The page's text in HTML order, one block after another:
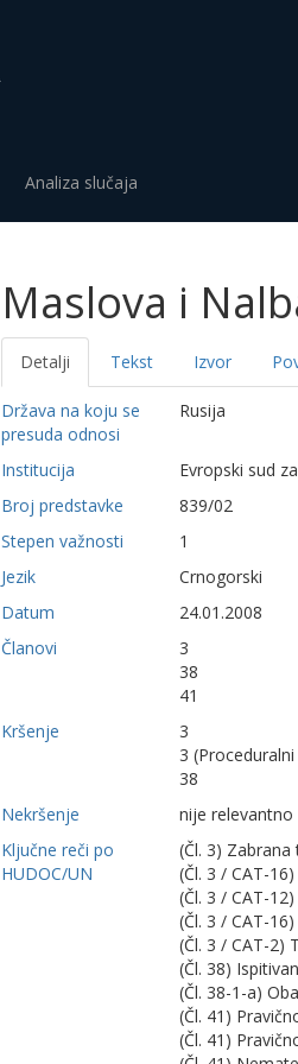
Analiza slučaja
Maslova i
Detalji Tekst Izvor
Država na koju se
presuda odnosi
Rusija
Institucija
Evropski sud
Broj predstavke
839/02
Stepen važnosti
1
Jezik
Crnogorski
Datum
24.01.2008
Članovi
3
38
41
Kršenje
3
3
38
Nekršenje
nije relevantno
Ključne reči po
HUDOC/UN
(Čl. 3)
(Čl. 3 / CAT-
(Čl. 3 / CAT-
(Čl. 3 / CAT-
(Čl. 3 / CAT-2)
(Čl. 38)
(Čl. 38-1-a)
(Čl. 41)
(Čl. 41)